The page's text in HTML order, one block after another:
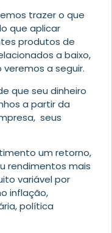
trazer o que
que aplicar
produtos de
a baixo,
a seguir.
que seu dinheiro
a partir da
seus
um retorno,
rendimentos mais
variável por
inflação,
política